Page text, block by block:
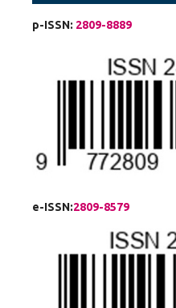
p-ISSN: 2809-8889
e-ISSN:2809-8579